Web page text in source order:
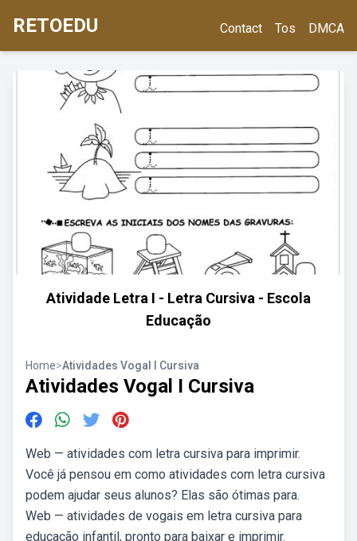
RETOEDU Contact Tos DMCA
Atividade Letra I - Letra Cursiva - Escola
Educação
Home>Atividades Vogal I Cursiva
Atividades Vogal I Cursiva
Web — atividades com letra cursiva para imprimir.
Você já pensou em como atividades com letra cursiva
podem ajudar seus alunos? Elas são ótimas para.
Web — atividades de vogais em letra cursiva para
educação infantil, pronto para baixar e imprimir.